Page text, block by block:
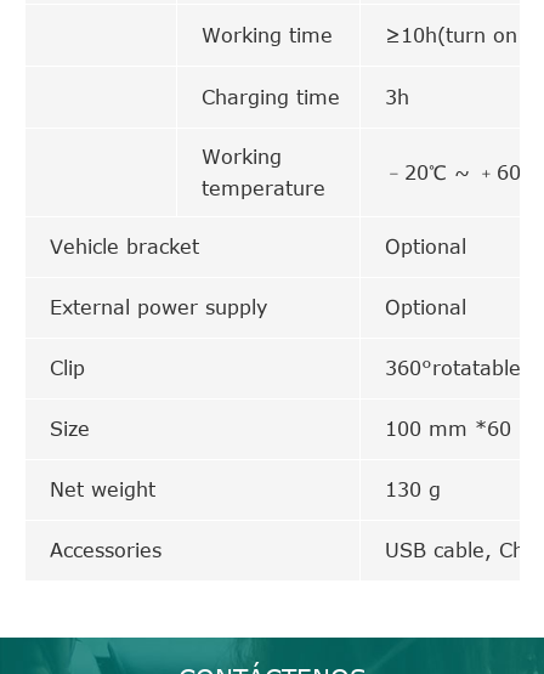
Working time ≥10h(turn on
Charging time 3h
Working
temperature
﹣20℃ ~ ﹢60℃
Vehicle bracket Optional
External power supply Optional
Clip 360°rotatable
Size 100 mm *60
Net weight 130 g
Accessories USB cable,